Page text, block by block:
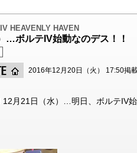
HEAVENLY HAVEN
…ボルテIV始動なのデス！！
2016年12月20日（火） 17:50掲
月21日（水）…明日、ボルテIV